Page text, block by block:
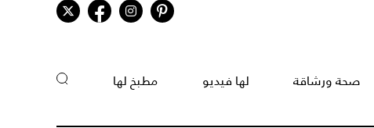
صحة ورشاقة لها فيديو مطبخ لها